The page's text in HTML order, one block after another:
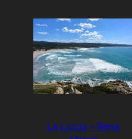
La Liccia – Rena